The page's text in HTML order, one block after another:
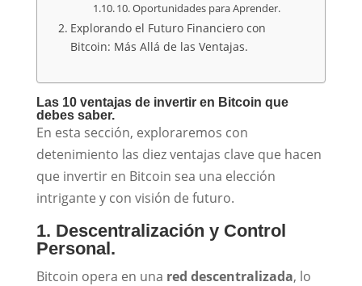
10. Oportunidades para Aprender.
Explorando el Futuro Financiero con
Bitcoin: Más Allá de las Ventajas.
Las 10 ventajas de invertir en Bitcoin que
debes saber.
En esta sección, exploraremos con
detenimiento las diez ventajas clave que hacen
que invertir en Bitcoin sea una elección
intrigante y con visión de futuro.
1. Descentralización y Control
Personal.
Bitcoin opera en una red descentralizada, lo